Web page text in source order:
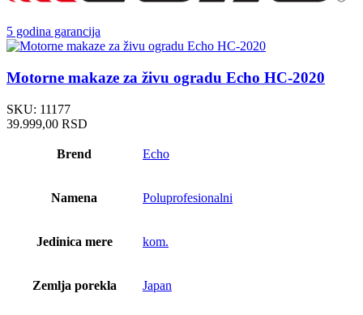
5 godina garancija
Motorne makaze za živu ogradu Echo HC-2020
SKU: 11177
39.999,00 RSD
Brend Echo
Namena Poluprofesionalni
Jedinica mere kom.
Zemlja porekla Japan